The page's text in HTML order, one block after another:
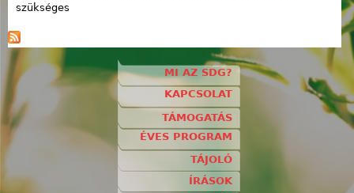
szükséges
MI AZ SDG?
KAPCSOLAT
TÁMOGATÁS
ÉVES PROGRAM
TÁJOLÓ
ÍRÁSOK